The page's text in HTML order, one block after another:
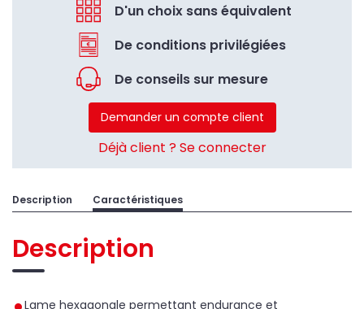
D'un choix sans équivalent
De conditions privilégiées
De conseils sur mesure
Demander un compte client
Déjà client ? Se connecter
Description Caractéristiques
Description
Lame hexagonale permettant endurance et